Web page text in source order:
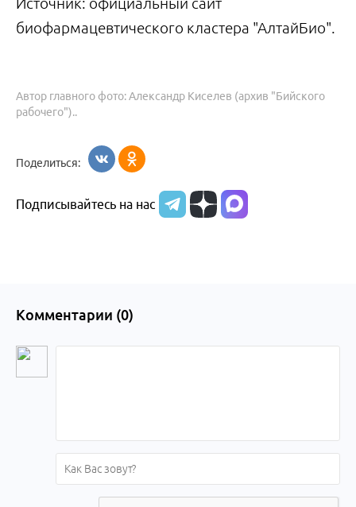
Источник: официальный сайт
биофармацевтического кластера "АлтайБио".
Автор главного фото: Александр Киселев (архив "Бийского
рабочего")..
Поделиться:
Подписывайтесь на нас
Комментарии (0)